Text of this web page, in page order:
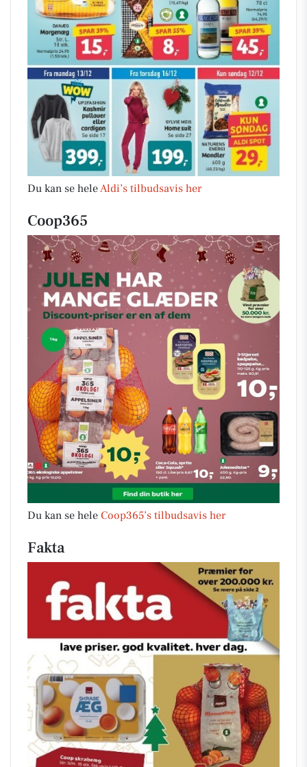
Du kan se heleAldi’s tilbudsavis her
Coop365
Du kan se hele Coop365’s tilbudsavis her
Fakta